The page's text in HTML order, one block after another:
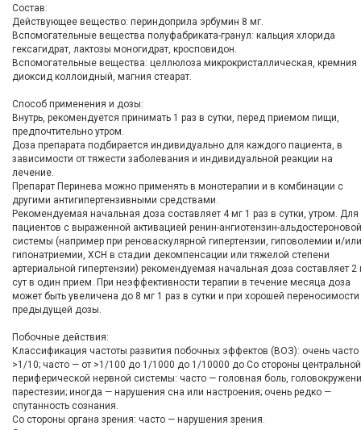
Состав:
Действующее вещество: периндоприла эрбумин 8 мг.
Вспомогательные вещества полуфабриката-гранул: кальция хлорида
гексагидрат, лактозы моногидрат, кросповидон.
Вспомогательные вещества: целлюлоза микрокристаллическая, кремния
диоксид коллоидный, магния стеарат.
Способ применения и дозы:
Внутрь, рекомендуется принимать 1 раз в сутки, перед приемом пищи,
предпочтительно утром.
Доза препарата подбирается индивидуально для каждого пациента, в
зависимости от тяжести заболевания и индивидуальной реакции на
лечение.
Препарат Перинева можно применять в монотерапии и в комбинации с
другими антигипертензивными средствами.
Рекомендуемая начальная доза составляет 4 мг 1 раз в сутки, утром. Для
пациентов с выраженной активацией ренин-ангиотензин-альдостероновой
системы (например при реноваскулярной гипертензии, гиповолемии и/или
гипонатриемии, ХСН в стадии декомпенсации или тяжелой степени
артериальной гипертензии) рекомендуемая начальная доза составляет 2
сут в один прием. При неэффективности терапии в течение месяца доза
может быть увеличена до 8 мг 1 раз в сутки и при хорошей переносимости
предыдущей дозы.
Побочные действия:
Классификация частоты развития побочных эффектов (ВОЗ): очень
>1/10; часто — от >1/100 до 1/1000 до 1/10000 до Со стороны
периферической нервной системы: часто — головная боль,
парестезии; иногда — нарушения сна или настроения; очень редко —
спутанность сознания.
Со стороны органа зрения: часто — нарушения зрения.